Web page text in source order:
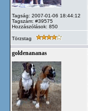
Tagság: 2007-01-06 18:44:12
Tagszám: #39575
Hozzászólások: 850
Törzstag
goldenananas